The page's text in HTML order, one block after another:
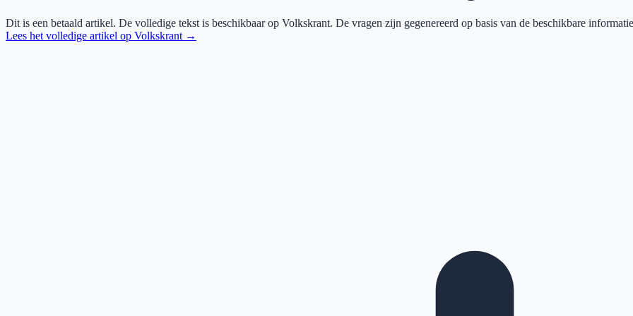
Dit is een betaald artikel. De volledige tekst is beschikbaar op Volkskrant. De vragen zijn gegenereerd op basis van de beschikbare
Lees het volledige artikel op Volkskrant →